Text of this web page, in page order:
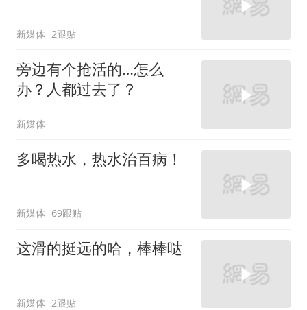
新媒体 2跟贴
旁边有个抢活的…怎么
办？人都过去了？
新媒体
多喝热水，热水治百病！
新媒体 69跟贴
这滑的挺远的哈，棒棒哒
新媒体 2跟贴